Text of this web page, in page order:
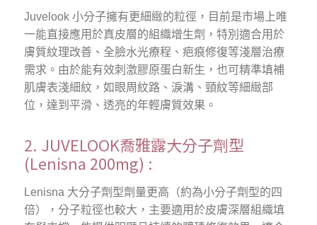
Juvelook 小分子擁有更細緻的粒徑，目前是市場上唯
一能直接應用於真皮層的組織增生劑，特別適合用於
膚質紋理改善、全臉水光療程、疤痕修復等淺層治療
需求。由於能有效刺激膠原蛋白新生，也可精準填補
肌膚表淺細紋，如眼周紋路、淚溝、頸紋等細緻部
位，達到平滑、透亮的年輕膚質效果。
2. JUVELOOK喬雅露大分子劑型
(Lenisna 200mg) :
Lenisna 大分子劑型劑量更高（約為小分子劑型的四
倍），分子粒徑也較大，主要適用於皮膚深層組織填